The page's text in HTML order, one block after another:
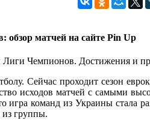
обзор матчей на сайте Pin Up
Чемпионов. Достижения и
Сейчас проходит сезон
исходов матчей с самыми
игра команд из Украины стала
из группы.